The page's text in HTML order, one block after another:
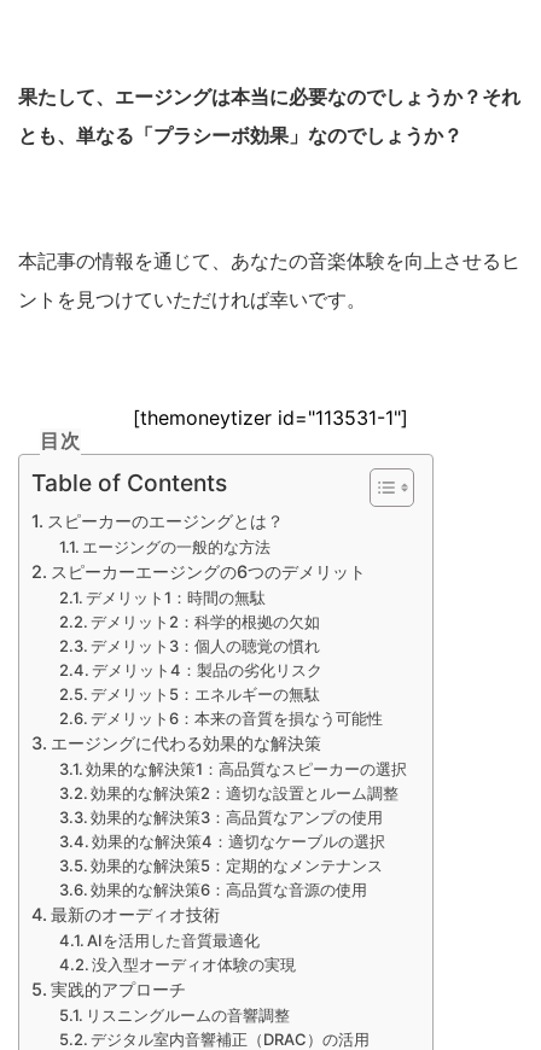
果たして、エージングは本当に必要なのでしょうか？それ
とも、単なる「プラシーボ効果」なのでしょうか？
本記事の情報を通じて、あなたの音楽体験を向上させるヒ
ントを見つけていただければ幸いです。
[themoneytizer id="113531-1"]
目次
Table of Contents
スピーカーのエージングとは？
エージングの一般的な方法
スピーカーエージングの6つのデメリット
デメリット1：時間の無駄
デメリット2：科学的根拠の欠如
デメリット3：個人の聴覚の慣れ
デメリット4：製品の劣化リスク
デメリット5：エネルギーの無駄
デメリット6：本来の音質を損なう可能性
エージングに代わる効果的な解決策
効果的な解決策1：高品質なスピーカーの選択
効果的な解決策2：適切な設置とルーム調整
効果的な解決策3：高品質なアンプの使用
効果的な解決策4：適切なケーブルの選択
効果的な解決策5：定期的なメンテナンス
効果的な解決策6：高品質な音源の使用
最新のオーディオ技術
AIを活用した音質最適化
没入型オーディオ体験の実現
実践的アプローチ
リスニングルームの音響調整
デジタル室内音響補正（DRAC）の活用